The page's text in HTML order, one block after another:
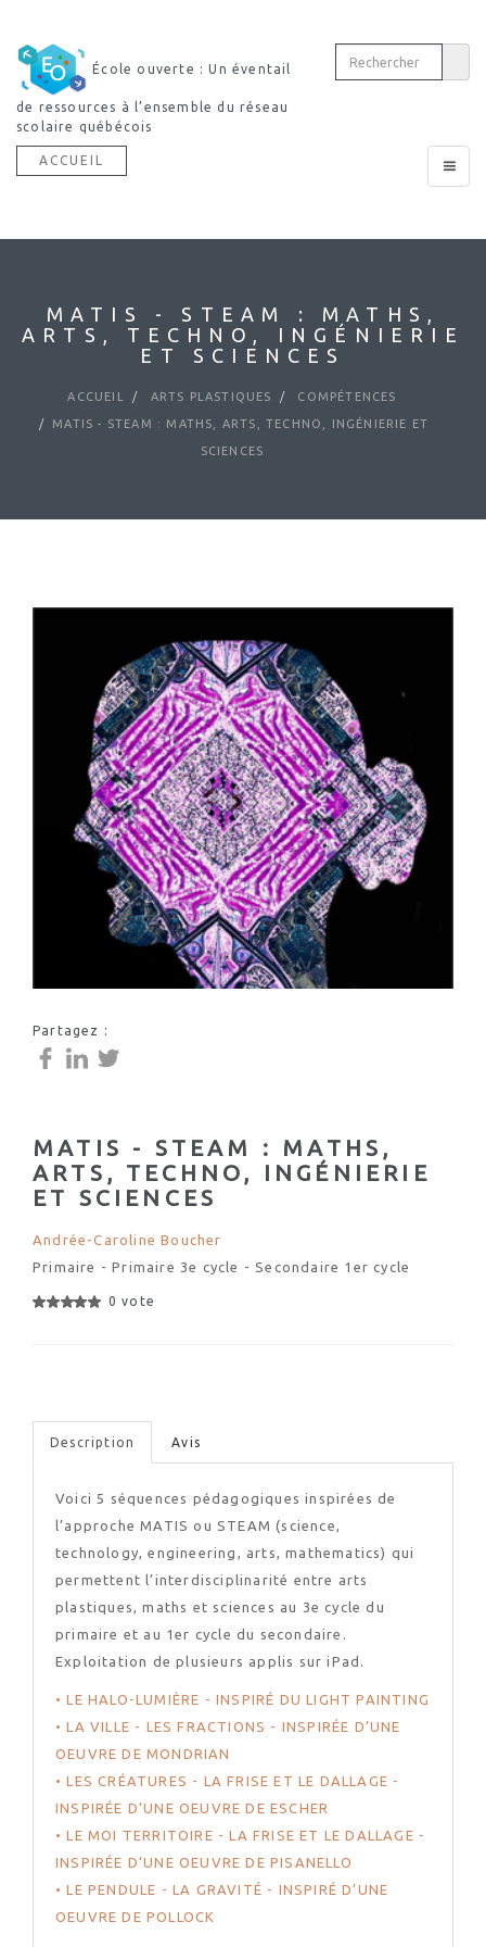
École ouverte : Un éventail
de ressources à l’ensemble du réseau
scolaire québécois
Toggle
ACCUEIL
MATIS - STEAM : MATHS,
ARTS, TECHNO, INGÉNIERIE
ET SCIENCES
ACCUEIL ARTS PLASTIQUES COMPÉTENCES
MATIS - STEAM : MATHS, ARTS, TECHNO, INGÉNIERIE ET
SCIENCES
Partagez :
MATIS - STEAM : MATHS,
ARTS, TECHNO, INGÉNIERIE
ET SCIENCES
Andrée-Caroline Boucher
Primaire - Primaire 3e cycle - Secondaire 1er cycle
0 vote
Description Avis
Voici 5 séquences pédagogiques inspirées de
l’approche MATIS ou STEAM (science,
technology, engineering, arts, mathematics) qui
permettent l’interdisciplinarité entre arts
plastiques, maths et sciences au 3e cycle du
primaire et au 1er cycle du secondaire.
Exploitation de plusieurs applis sur iPad.
• LE HALO-LUMIÈRE - INSPIRÉ DU LIGHT PAINTING
• LA VILLE - LES FRACTIONS - INSPIRÉE D’UNE
OEUVRE DE MONDRIAN
• LES CRÉATURES - LA FRISE ET LE DALLAGE -
INSPIRÉE D’UNE OEUVRE DE ESCHER
• LE MOI TERRITOIRE - LA FRISE ET LE DALLAGE -
INSPIRÉE D’UNE OEUVRE DE PISANELLO
• LE PENDULE - LA GRAVITÉ - INSPIRÉ D’UNE
OEUVRE DE POLLOCK